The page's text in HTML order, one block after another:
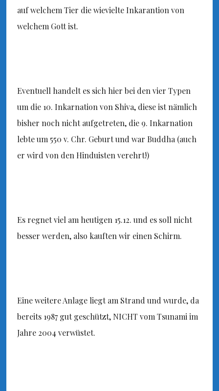
auf welchem Tier die wievielte Inkarantion von
welchem Gott ist.
Eventuell handelt es sich hier bei den vier Typen
um die 10. Inkarnation von Shiva, diese ist nämlich
bisher noch nicht aufgetreten, die 9. Inkarnation
lebte um 550 v. Chr. Geburt und war Buddha (auch
er wird von den Hinduisten verehrt!)
Es regnet viel am heutigen 15.12. und es soll nicht
besser werden, also kauften wir einen Schirm.
Eine weitere Anlage liegt am Strand und wurde, da
bereits 1987 gut geschützt, NICHT vom Tsunami im
Jahre 2004 verwüstet.